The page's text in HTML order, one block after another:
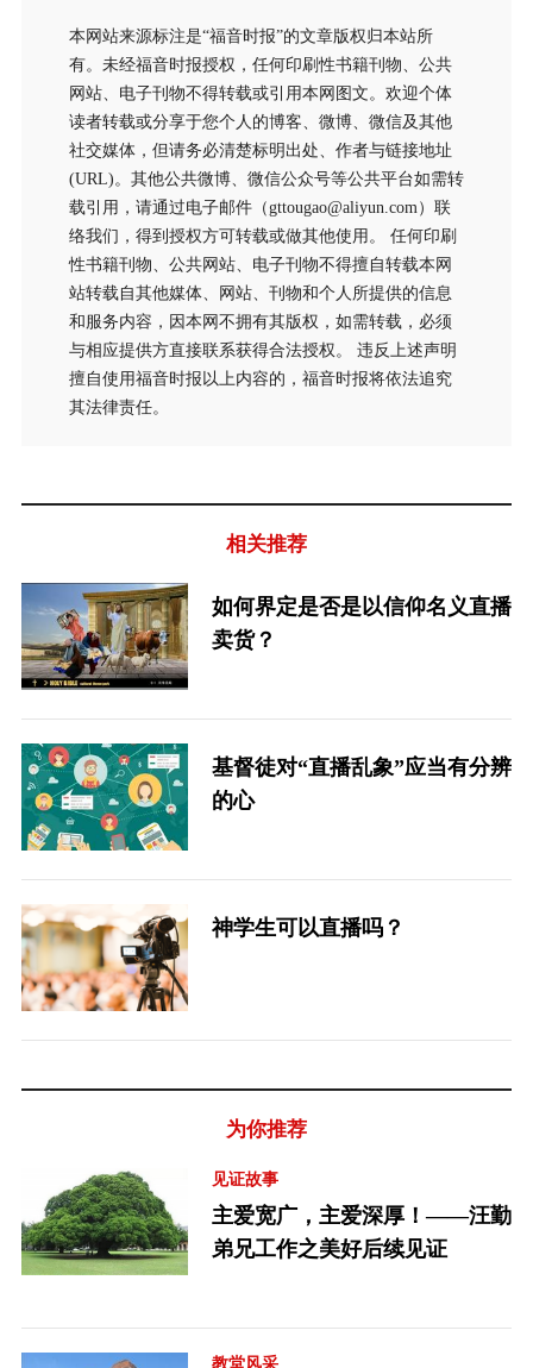
本网站来源标注是“福音时报”的文章版权归本站所
有。未经福音时报授权，任何印刷性书籍刊物、公共
网站、电子刊物不得转载或引用本网图文。欢迎个体
读者转载或分享于您个人的博客、微博、微信及其他
社交媒体，但请务必清楚标明出处、作者与链接地址
(URL)。其他公共微博、微信公众号等公共平台如需转
载引用，请通过电子邮件（gttougao@aliyun.com）联
络我们，得到授权方可转载或做其他使用。 任何印刷
性书籍刊物、公共网站、电子刊物不得擅自转载本网
站转载自其他媒体、网站、刊物和个人所提供的信息
和服务内容，因本网不拥有其版权，如需转载，必须
与相应提供方直接联系获得合法授权。 违反上述声明
擅自使用福音时报以上内容的，福音时报将依法追究
其法律责任。
相关推荐
如何界定是否是以信仰名义直播
卖货？
基督徒对“直播乱象”应当有分辨
的心
神学生可以直播吗？
为你推荐
见证故事
主爱宽广，主爱深厚！——汪勤
弟兄工作之美好后续见证
教堂风采